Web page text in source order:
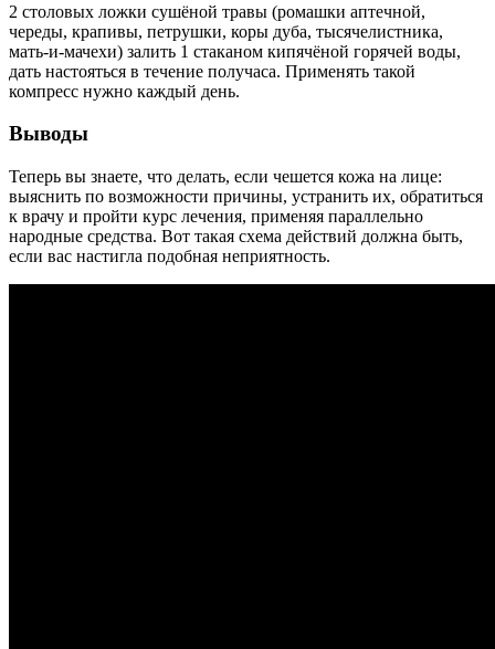
2 столовых ложки сушёной травы (ромашки аптечной,
череды, крапивы, петрушки, коры дуба, тысячелистника,
мать-и-мачехи) залить 1 стаканом кипячёной горячей воды,
дать настояться в течение получаса. Применять такой
компресс нужно каждый день.
Выводы
Теперь вы знаете, что делать, если чешется кожа на лице:
выяснить по возможности причины, устранить их, обратиться
к врачу и пройти курс лечения, применяя параллельно
народные средства. Вот такая схема действий должна быть,
если вас настигла подобная неприятность.